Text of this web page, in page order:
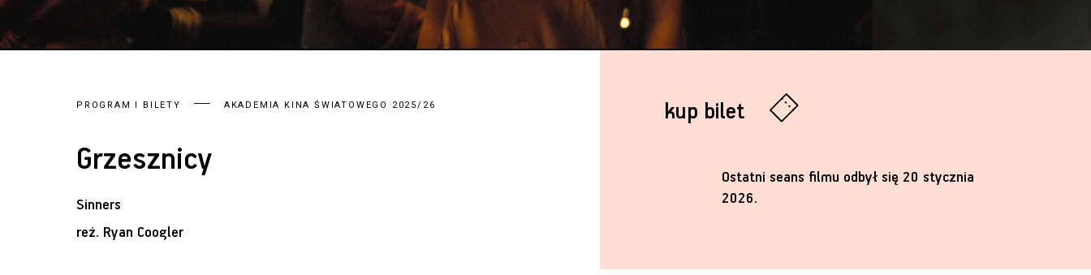
kup bilet
Ostatni seans filmu odbył się 20 stycznia
2026.
PROGRAM I BILETY AKADEMIA KINA ŚWIATOWEGO 2025/26
Grzesznicy
Sinners
reż. Ryan Coogler